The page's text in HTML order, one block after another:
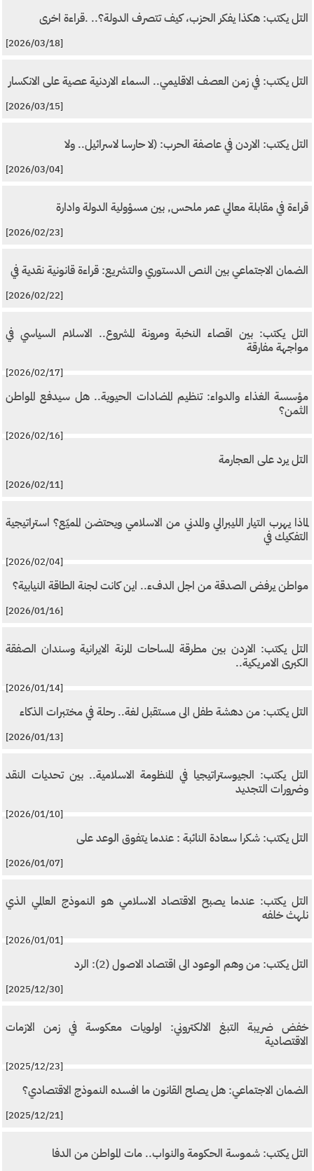
التل يكتب: هكذا يفكر الحزب، كيف تتصرف الدولة؟.. .قراءة اخرى
[2026/03/18]
التل يكتب: في زمن العصف الاقليمي.. السماء الاردنية عصية على الانكسار
[2026/03/15]
التل يكتب: الاردن في عاصفة الحرب: (لا حارسا لاسرائيل.. ولا
[2026/03/04]
قراءة في مقابلة معالي عمر ملحس, بين مسؤولية الدولة وادارة
[2026/02/23]
الضمان الاجتماعي بين النص الدستوري والتشريع: قراءة قانونية نقدية في
[2026/02/22]
التل يكتب: بين اقصاء النخبة ومرونة المشروع.. الاسلام السياسي في
مواجهة مفارقة
[2026/02/17]
مؤسسة الغذاء والدواء: تنظيم المضادات الحيوية.. هل سيدفع المواطن
الثمن؟
[2026/02/16]
التل يرد على العجارمة
[2026/02/11]
لماذا يهرب التيار الليبرالي والمدني من الاسلامي ويحتضن المميّع؟ استراتيجية
التفكيك في
[2026/02/04]
مواطن يرفض الصدقة من اجل الدفء.. اين كانت لجنة الطاقة النيابية؟
[2026/01/16]
التل يكتب: الاردن بين مطرقة المساحات المرنة الايرانية وسندان الصفقة
الكبرى الامريكية..
[2026/01/14]
التل يكتب: من دهشة طفل الى مستقبل لغة.. رحلة في مختبرات الذكاء
[2026/01/13]
التل يكتب: الجيوستراتيجيا في المنظومة الاسلامية.. بين تحديات النقد
وضرورات التجديد
[2026/01/10]
التل يكتب: شكرا سعادة النائبة : عندما يتفوق الوعد على
[2026/01/07]
التل يكتب: عندما يصبح الاقتصاد الاسلامي هو النموذج العالمي الذي
نلهث خلفه
[2026/01/01]
التل يكتب: من وهم الوعود الى اقتصاد الاصول (2): الرد
[2025/12/30]
خفض ضريبة التبغ الالكتروني: اولويات معكوسة في زمن الازمات
الاقتصادية
[2025/12/23]
الضمان الاجتماعي: هل يصلح القانون ما افسده النموذج الاقتصادي؟
[2025/12/21]
التل يكتب: شموسة الحكومة والنواب.. مات المواطن من الدفا